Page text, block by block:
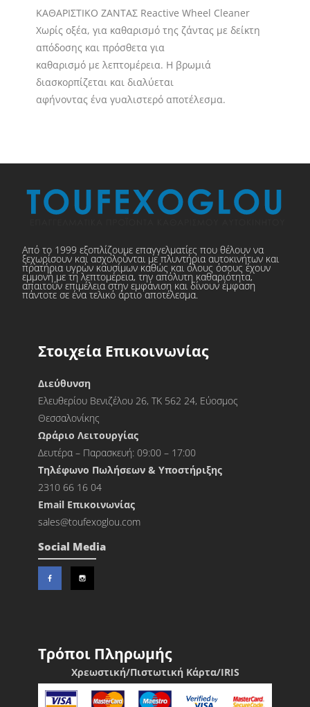
ΚΑΘΑΡΙΣΤΙΚΟ ΖΑΝΤΑΣ Reactive Wheel Cleaner
Χωρίς οξέα, για καθαρισμό της ζάντας με δείκτη
απόδοσης και πρόσθετα για
καθαρισμό με λεπτομέρεια. Η βρωμιά
διασκορπίζεται και διαλύεται
αφήνοντας ένα γυαλιστερό αποτέλεσμα.
Από το 1999 εξοπλίζουμε επαγγελματίες που θέλουν να
ξεχωρίσουν και ασχολούνται με πλυντήρια αυτοκινήτων και
πρατήρια υγρών καυσίμων καθώς και όλους όσους έχουν
εμμονή με τη λεπτομέρεια, την απόλυτη καθαριότητα,
απαιτούν επιμέλεια στην εμφάνιση και δίνουν έμφαση
πάντοτε σε ένα τελικό άρτιο αποτέλεσμα.
Στοιχεία Επικοινωνίας
Διεύθυνση
Ελευθερίου Βενιζέλου 26, ΤΚ 562 24, Εύοσμος
Θεσσαλονίκης
Ωράριο Λειτουργίας
Δευτέρα – Παρασκευή: 09:00 – 17:00
Τηλέφωνο Πωλήσεων & Υποστήριξης
2310 66 16 04
Εmail Επικοινωνίας
sales@toufexoglou.com
Social Media
Τρόποι Πληρωμής
Χρεωστική/Πιστωτική Κάρτα/IRIS